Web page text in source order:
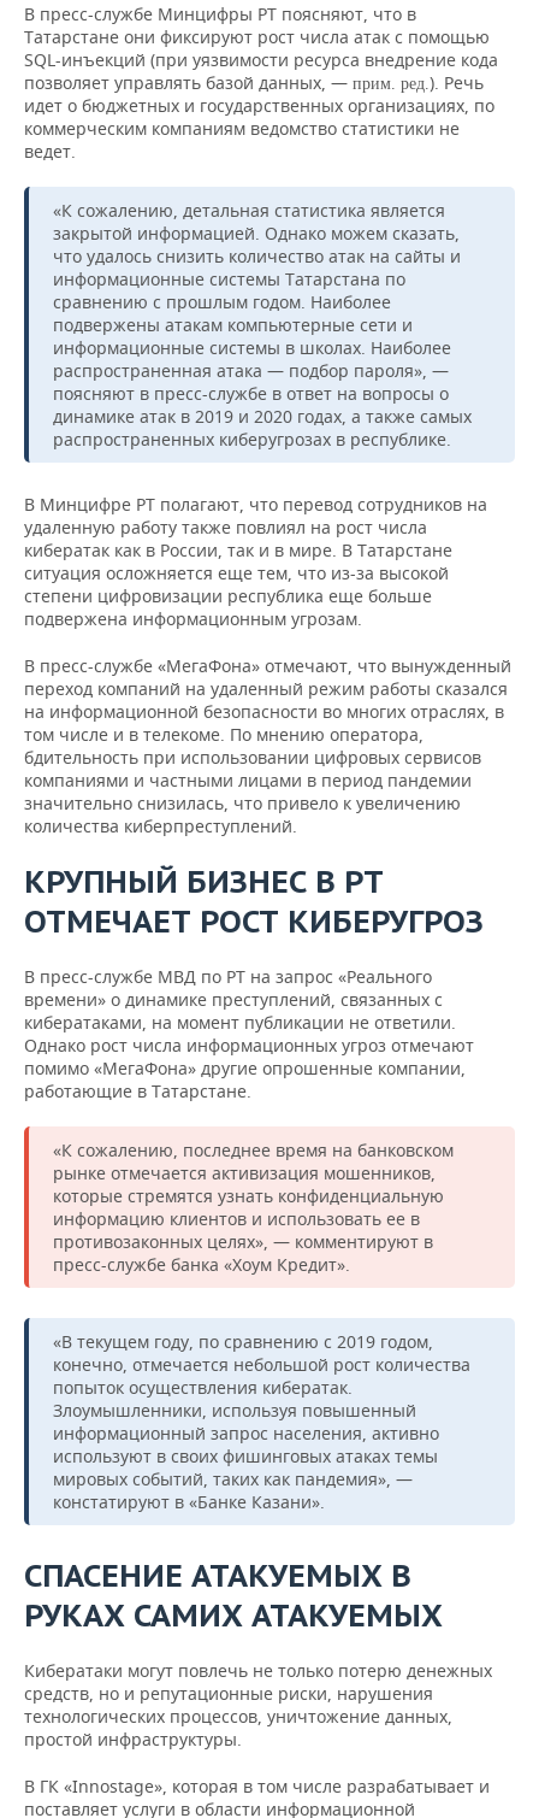
В пресс-службе Минцифры РТ поясняют, что в
Татарстане они фиксируют рост числа атак с помощью
SQL-инъекций (при уязвимости ресурса внедрение кода
позволяет управлять базой данных, — прим. ред. ). Речь
идет о бюджетных и государственных организациях, по
коммерческим компаниям ведомство статистики не
ведет.
«К сожалению, детальная статистика является
закрытой информацией. Однако можем сказать,
что удалось снизить количество атак на сайты и
информационные системы Татарстана по
сравнению с прошлым годом. Наиболее
подвержены атакам компьютерные сети и
информационные системы в школах. Наиболее
распространенная атака — подбор пароля», —
поясняют в пресс-службе в ответ на вопросы о
динамике атак в 2019 и 2020 годах, а также самых
распространенных киберугрозах в республике.
В Минцифре РТ полагают, что перевод сотрудников на
удаленную работу также повлиял на рост числа
кибератак как в России, так и в мире. В Татарстане
ситуация осложняется еще тем, что из-за высокой
степени цифровизации республика еще больше
подвержена информационным угрозам.
В пресс-службе «МегаФона» отмечают, что вынужденный
переход компаний на удаленный режим работы сказался
на информационной безопасности во многих отраслях, в
том числе и в телекоме. По мнению оператора,
бдительность при использовании цифровых сервисов
компаниями и частными лицами в период пандемии
значительно снизилась, что привело к увеличению
количества киберпреступлений.
КРУПНЫЙ БИЗНЕС В РТ
ОТМЕЧАЕТ РОСТ КИБЕРУГРОЗ
В пресс-службе МВД по РТ на запрос «Реального
времени» о динамике преступлений, связанных с
кибератаками, на момент публикации не ответили.
Однако рост числа информационных угроз отмечают
помимо «МегаФона» другие опрошенные компании,
работающие в Татарстане.
«К сожалению, последнее время на банковском
рынке отмечается активизация мошенников,
которые стремятся узнать конфиденциальную
информацию клиентов и использовать ее в
противозаконных целях», — комментируют в
пресс-службе банка «Хоум Кредит».
«В текущем году, по сравнению с 2019 годом,
конечно, отмечается небольшой рост количества
попыток осуществления кибератак.
Злоумышленники, используя повышенный
информационный запрос населения, активно
используют в своих фишинговых атаках темы
мировых событий, таких как пандемия», —
констатируют в «Банке Казани».
СПАСЕНИЕ АТАКУЕМЫХ В
РУКАХ САМИХ АТАКУЕМЫХ
Кибератаки могут повлечь не только потерю денежных
средств, но и репутационные риски, нарушения
технологических процессов, уничтожение данных,
простой инфраструктуры.
В ГК «Innostage», которая в том числе разрабатывает и
поставляет услуги в области информационной